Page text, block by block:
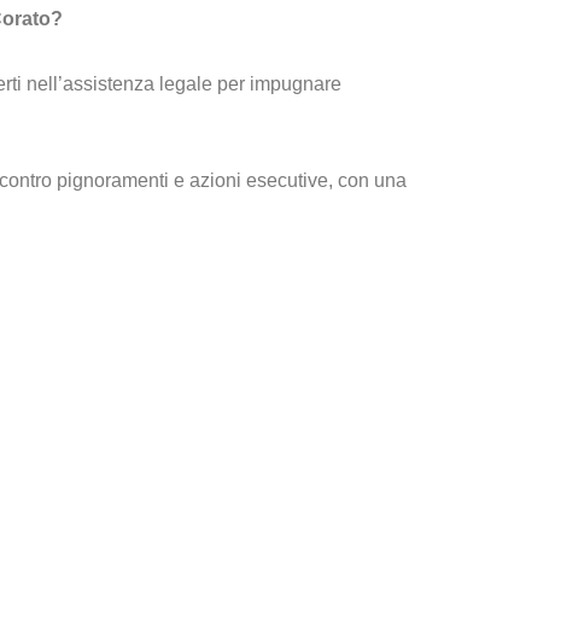
nell’assistenza legale per impugnare
pignoramenti e azioni esecutive, con una